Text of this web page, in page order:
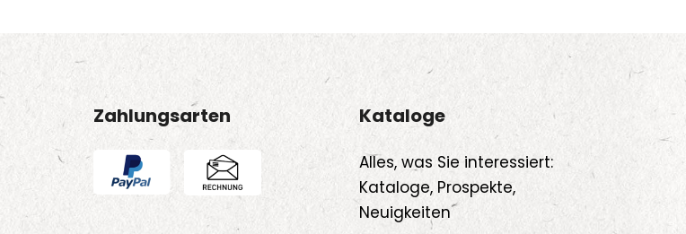
Zahlungsarten Kataloge
Alles, was Sie interessiert:
Kataloge, Prospekte,
Neuigkeiten